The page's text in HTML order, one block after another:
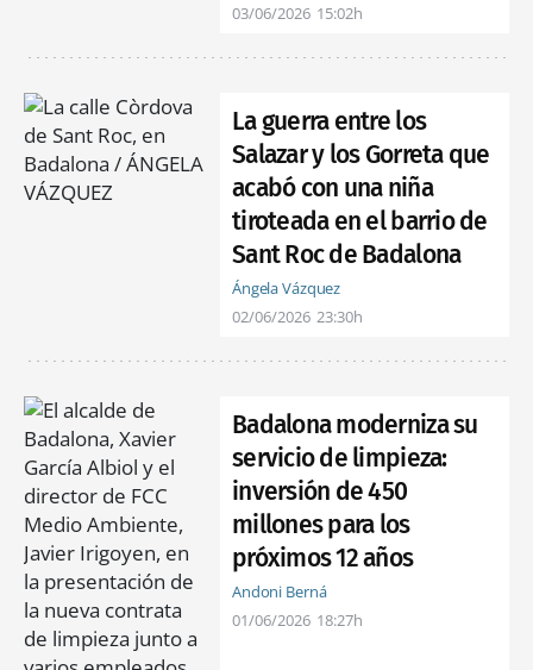
03/06/2026 15:02h
La guerra entre los
Salazar y los Gorreta que
acabó con una niña
tiroteada en el barrio de
Sant Roc de Badalona
Ángela Vázquez
02/06/2026 23:30h
Badalona moderniza su
servicio de limpieza:
inversión de 450
millones para los
próximos 12 años
Andoni Berná
01/06/2026 18:27h